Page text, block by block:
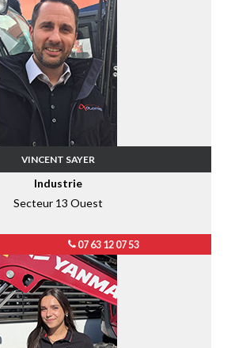
VINCENT SAYER
Industrie
Secteur 13 Ouest
07 63 12 07 53